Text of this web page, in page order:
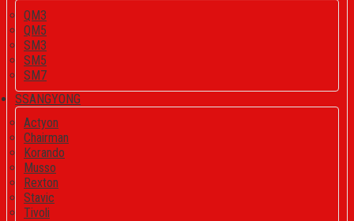
QM3
QM5
SM3
SM5
SM7
SSANGYONG
Actyon
Chairman
Korando
Musso
Rexton
Stavic
Tivoli